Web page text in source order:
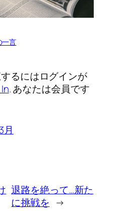
一言
るにはログインが
. あなたは会員です
月
退路を絶って…新た
に挑戦を →